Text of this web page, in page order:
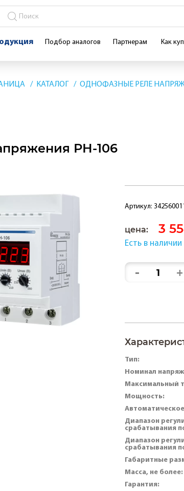
Подбор аналогов Партнерам Как
КАТАЛОГ ОДНОФАЗНЫЕ РЕЛЕ
РН-106
Артикул:
цена: 3
Есть в наличии
- +
Тип:
Номинал
Максимальный
Мощность:
Диапазон
срабатывания
Диапазон
срабатывания
Габаритные
Масса, не более:
Гарантия: